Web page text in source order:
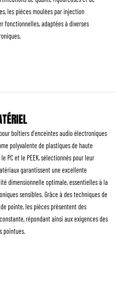
les pièces moulées par injection
fonctionnelles, adaptées à diverses
boîtiers d'enceintes audio électroniques
polyvalente de plastiques de haute
PC et le PEEK, sélectionnés pour leur
garantissent une excellente
dimensionnelle optimale, essentielles à la
sensibles. Grâce à des techniques de
pointe, les pièces présentent des
répondant ainsi aux exigences des
pointues.